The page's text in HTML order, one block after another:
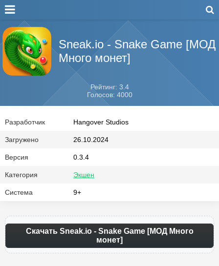
Sneak.io - Snake Game [МОД
Много монет]
Рейтинг: 3.4
Голосов: 4000
Разработчик Hangover Studios
Загружено 26.10.2024
Версия 0.3.4
Категория Экшен
Система 9+
Скачать Sneak.io - Snake Game [МОД Много
монет]